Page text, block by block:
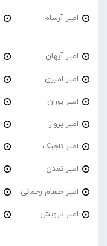
امیر آرسام
امیر آیهان
امیر امیری
امیر‌ بوران
امیر پرواز
امیر تاجیک
امیر تمدن
امیر حسام رحمانی
امیر درویش